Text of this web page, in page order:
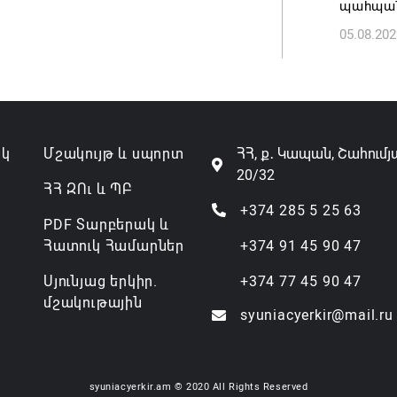
Մշակույթ և սպորտ
ՀՀ ԶՈւ և ՊԲ
PDF Տարբերակ և
Հատուկ Համարներ
Սյունյաց երկիր.
մշակութային
ՀՀ, ք․ Կապան,
20/32
+374 285 5 25 63
+374 91 45 90 47
+374 77 45 90 47
syuniacyerkir@mail.ru
syuniacyerkir.am © 2020 All Rights Reserved